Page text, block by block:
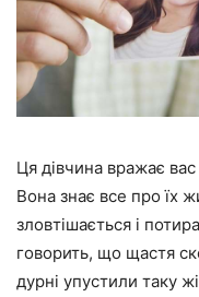
Ця дівчина вражає
Вона знає все про їх
зловтішається і
говорить, що щастя
дурні упустили таку